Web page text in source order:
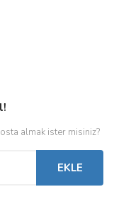
almak ister misiniz?
EKLE